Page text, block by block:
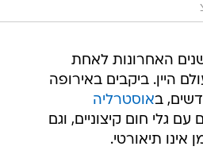
האחרונות לאחת
היין. ביקבים באירופה
באוסטרליה
גלי חום קיצוניים, וגם
אינו תיאורטי.